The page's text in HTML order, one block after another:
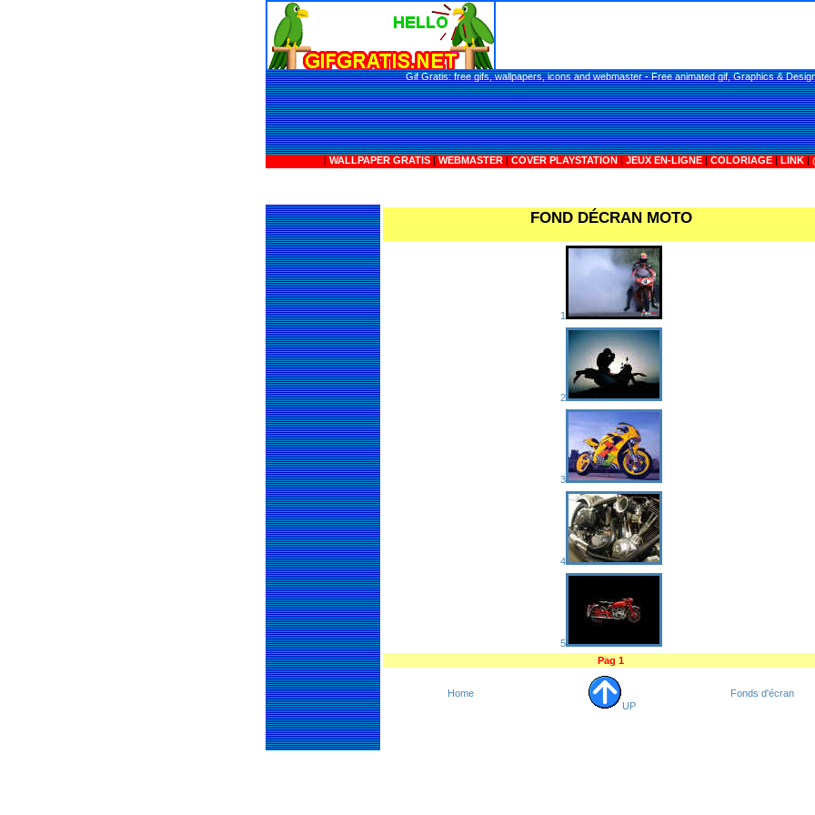
Gif Gratis: free gifs, wallpapers, icons and webmaster - Free animated gif, Graphics &
| WALLPAPER GRATIS | WEBMASTER | COVER PLAYSTATION | JEUX EN-LIGNE | COLORIAGE | LINK |
FOND DÉCRAN MOTO
1
2
3
4
5
Pag 1
Home
UP
Fonds d'écran